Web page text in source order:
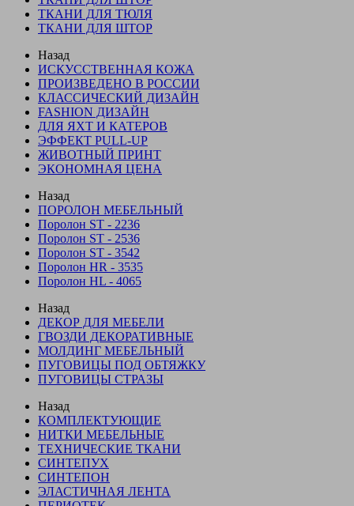
ТКАНИ ДЛЯ ТЮЛЯ
ТКАНИ ДЛЯ ШТОР
Назад
ИСКУССТВЕННАЯ КОЖА
ПРОИЗВЕДЕНО В РОССИИ
КЛАССИЧЕСКИЙ ДИЗАЙН
FASHION ДИЗАЙН
ДЛЯ ЯХТ И КАТЕРОВ
ЭФФЕКТ PULL-UP
ЖИВОТНЫЙ ПРИНТ
ЭКОНОМНАЯ ЦЕНА
Назад
ПОРОЛОН МЕБЕЛЬНЫЙ
Поролон ST - 2236
Поролон ST - 2536
Поролон ST - 3542
Поролон HR - 3535
Поролон HL - 4065
Назад
ДЕКОР ДЛЯ МЕБЕЛИ
ГВОЗДИ ДЕКОРАТИВНЫЕ
МОЛДИНГ МЕБЕЛЬНЫЙ
ПУГОВИЦЫ ПОД ОБТЯЖКУ
ПУГОВИЦЫ СТРАЗЫ
Назад
КОМПЛЕКТУЮЩИЕ
НИТКИ МЕБЕЛЬНЫЕ
ТЕХНИЧЕСКИЕ ТКАНИ
СИНТЕПУХ
СИНТЕПОН
ЭЛАСТИЧНАЯ ЛЕНТА